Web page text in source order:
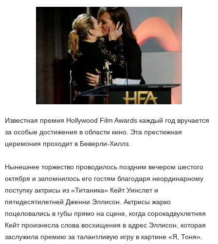
Известная премия Hollywood Film Awards каждый год вручается
за особые достижения в области кино. Эта престижная
церемония проходит в Беверли-Хиллз.
Нынешнее торжество проводилось поздним вечером шестого
октября и запомнилось его гостям благодаря неординарному
поступку актрисы из «Титаника» Кейт Уинслет и
пятидесятилетней Дженни Эллисон. Актрисы жарко
поцеловались в губы прямо на сцене, когда сорокадвухлетняя
Кейт произнесла слова восхищения в адрес Эллисон, которая
заслужила премию за талантливую игру в картине «Я, Тоня».